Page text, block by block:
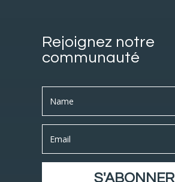
Rejoignez notre
communauté
S'ABONNER